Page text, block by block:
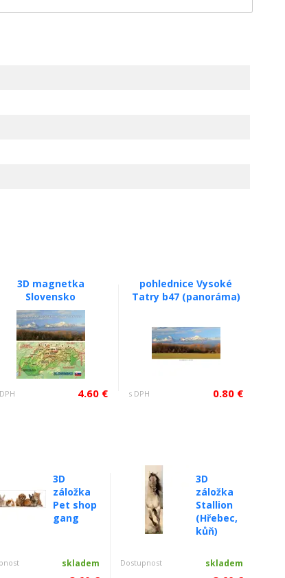
3D magnetka
Slovensko
4.60 €
pohlednice Vysoké
Tatry b47 (panoráma)
s DPH 0.80 €
3D
záložka
Pet shop
gang
skladem
3D
záložka
Stallion
(Hřebec,
kůň)
Dostupnost skladem